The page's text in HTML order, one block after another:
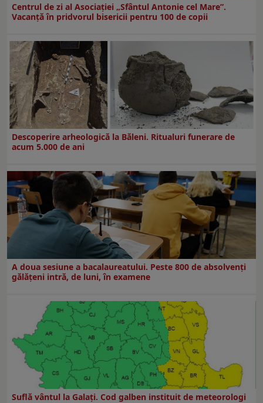
Centrul de zi al Asociației „Sfântul Antonie cel Mare”.
Vacanță în pridvorul bisericii pentru 100 de copii
Descoperire arheologică la Băleni. Ritualuri funerare de
acum 5.000 de ani
A doua sesiune a bacalaureatului. Peste 800 de absolvenţi
gălăţeni intră, de luni, în examene
Suflă vântul la Galaţi. Cod galben instituit de meteorologi